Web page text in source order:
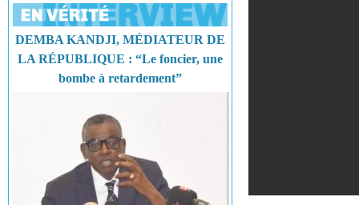
DEMBA KANDJI, MÉDIATEUR DE
LA RÉPUBLIQUE : “Le foncier, une
bombe à retardement”